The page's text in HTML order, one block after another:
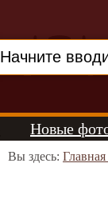
Новые
Вы здесь: